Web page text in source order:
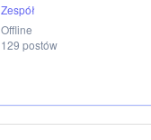
Zespół
Offline
129 postów